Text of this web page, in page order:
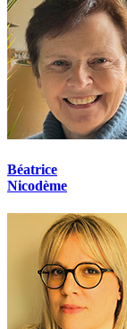
Béatrice
Nicodème